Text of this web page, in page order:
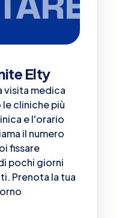
Elty
visita medica
cliniche più
e l'orario
il numero
fissare
pochi giorni
Prenota la tua